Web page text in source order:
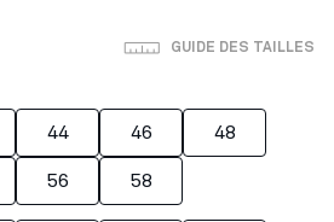
GUIDE DES TAILLES
44 46 48
56 58